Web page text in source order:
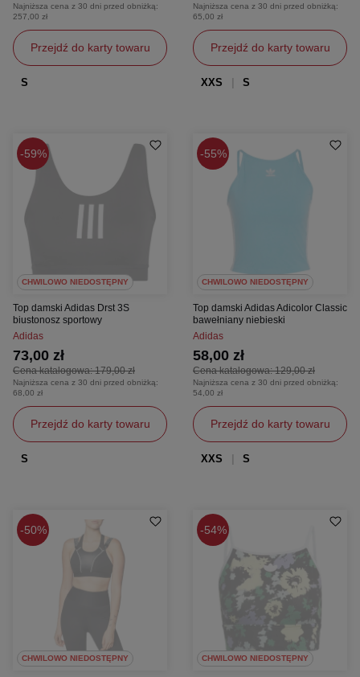
Najniższa cena z 30 dni przed obniżką:
257,00 zł
Przejdź do karty towaru
S
Najniższa cena z 30 dni przed obniżką:
65,00 zł
Przejdź do karty towaru
XXS S
59%
CHWILOWO NIEDOSTĘPNY
Top damski Adidas Drst 3S
biustonosz sportowy
Adidas
Cena katalogowa:179,00 zł
73,00 zł
Najniższa cena z 30 dni przed obniżką:
68,00 zł
Przejdź do karty towaru
S
55%
CHWILOWO NIEDOSTĘPNY
Top damski Adidas Adicolor Classic
bawełniany niebieski
Adidas
Cena katalogowa:129,00 zł
58,00 zł
Najniższa cena z 30 dni przed obniżką:
54,00 zł
Przejdź do karty towaru
XXS S
50%
CHWILOWO NIEDOSTĘPNY
54%
CHWILOWO NIEDOSTĘPNY